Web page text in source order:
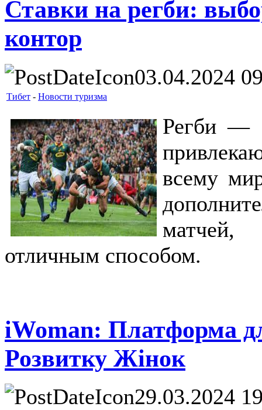
Ставки на регби:
контор
03.04.2024
Тибет - Новости туризма
Регби —
всему
матчей,
отличным способом.
iWoman: Платформа
Розвитку Жінок
29.03.2024